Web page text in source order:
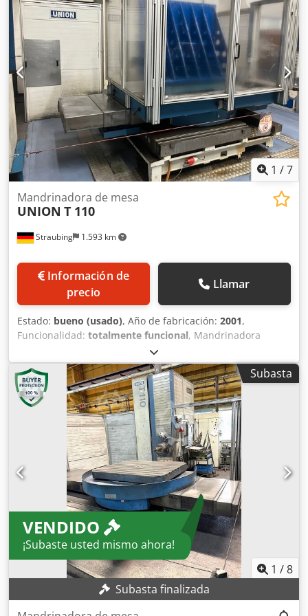
venta intermedia; exclusivamente se aplican nuestros
términos y condiciones comerciales y de venta. Sobre
nosotros más de 400 máquinas propias en inventario más
de 15.000 m² de superficie de almacenamiento, capacidad
de grúa de 70 t más de 10.000 artículos de accesorios para
su taller Si quiere vender máquinas, líneas de producción
o su empresa, contáctenos. Encontrará más ofertas en
nuestro sitio web. Las visitas son posibles previa
concertación. Esperamos su visita. Su equipo de Markus
Hirsch
1 /7
Straubing 1.593 km
Mandrinadora de mesa
UNION T 110
Información de
precio
Llamar
Estado: bueno (usado), Año de fabricación: 2001,
Funcionalidad: totalmente funcional, Mandrinadora
horizontal UNION T110 Año de fabricación: 2001
Recorridos: X: 1500 mm Cjdpoy Rpm Uofx Ap Ijrf Y: 1250
mm (ajuste de altura total) 0 mm - posición más baja del
centro del husillo respecto a la superficie de la mesa Z:
1000 mm W: 550 mm (recorrido del husillo) B: 360° sin fin
Diámetro del husillo: 110 mm Marchas (cambios): 2
Velocidad máxima: 4000 rpm Avance rápido: 15 m/min
Cono del husillo: SK 50 Superficie de la mesa: 1000 x 1250
mm Anchura de ranura en T: 22 mm Altura de la superficie
de sujeción sobre el suelo: 1050 mm Carga máxima sobre
la mesa: 6 t Peso total (completo): aprox. 13,5 t Control
CNC: Heidenhain TNC 426 Manivela electrónica Se pueden
adquirir varios soportes portaherramientas adicionales.
Subasta
VENDIDO
¡Subaste usted mismo ahora!
1 /8
Subasta finalizada